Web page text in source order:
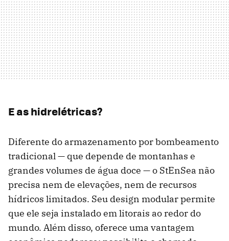
E as hidrelétricas?
Diferente do armazenamento por bombeamento
tradicional — que depende de montanhas e
grandes volumes de água doce — o StEnSea não
precisa nem de elevações, nem de recursos
hídricos limitados. Seu design modular permite
que ele seja instalado em litorais ao redor do
mundo. Além disso, oferece uma vantagem